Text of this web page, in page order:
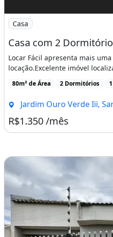
Imagem: Casa com 2
Casa
Locar Fácil apresenta mais
locação.Excelente imóvel
80m² de Área 2 Dormitórios
Jardim Ouro Verde Iii,
R$1.350 /mês